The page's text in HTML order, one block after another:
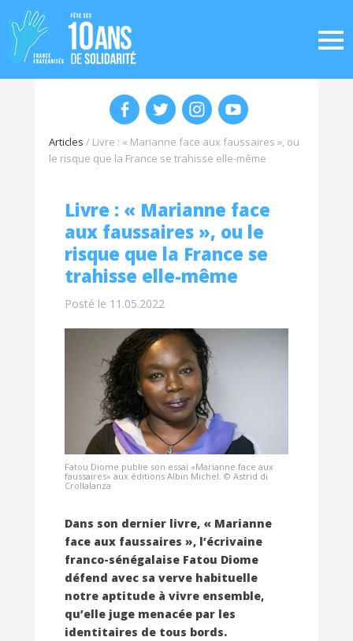
Articles / Livre : « Marianne face aux faussaires », ou
le risque que la France se trahisse elle-même
Livre : « Marianne face
aux faussaires », ou le
risque que la France se
trahisse elle-même
Posté le 11.05.2022
Fatou Diome publie son essai «Marianne face aux
faussaires» aux éditions Albin Michel. © Astrid di
Crollalanza
Dans son dernier livre, « Marianne
face aux faussaires », l’écrivaine
franco-sénégalaise Fatou Diome
défend avec sa verve habituelle
notre aptitude à vivre ensemble,
qu’elle juge menacée par les
identitaires de tous bords.